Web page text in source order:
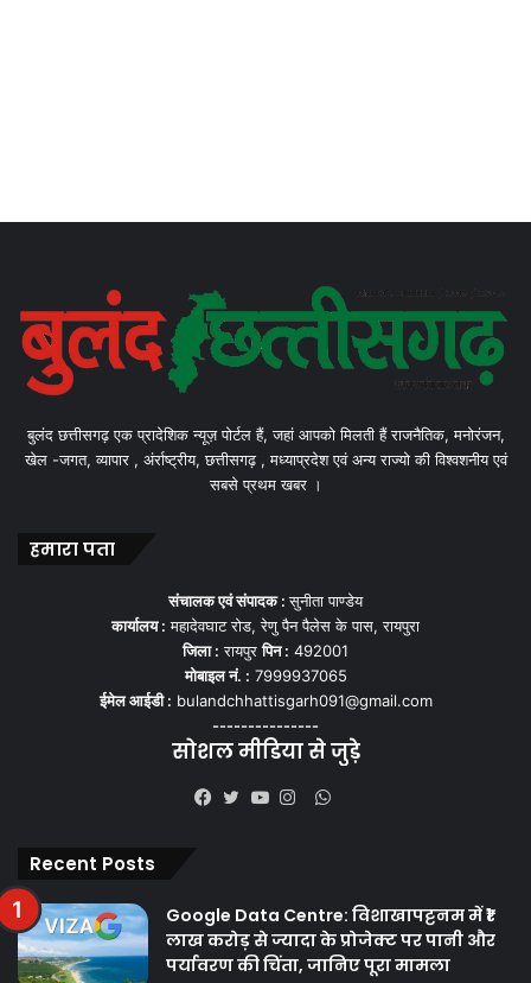
बुलंद छत्तीसगढ़ एक प्रादेशिक न्यूज़ पोर्टल हैं, जहां आपको मिलती हैं राजनैतिक, मनोरंजन,
खेल -जगत, व्यापार , अंर्राष्ट्रीय, छत्तीसगढ़ , मध्याप्रदेश एवं अन्य राज्यो की विश्वशनीय एवं
सबसे प्रथम खबर ।
हमारा पता
संचालक एवं संपादक :सुनीता पाण्डेय
कार्यालय : महादेवघाट रोड, रेणु पैन पैलेस के पास, रायपुरा
जिला : रायपुरपिन : 492001
मोबाइल नं. : 7999937065
ईमेल आईडी : bulandchhattisgarh091@gmail.com
---------------
सोशल मीडिया से जुड़े
WhatsApp
Recent Posts
Google Data Centre: विशाखापट्टनम में ₹1
लाख करोड़ से ज्यादा के प्रोजेक्ट पर पानी और
पर्यावरण की चिंता, जानिए पूरा मामला